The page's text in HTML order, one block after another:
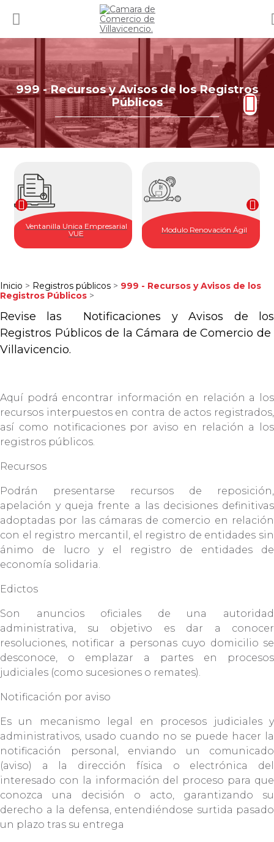
Ventanilla Unica Empresarial
VUE
Modulo Renovación Ágil
Inicio > Registros públicos > 999 - Recursos y Avisos de los
Registros Públicos >
999 - Recursos y Avisos de los Registros
Públicos
Revise las
Notificaciones y Avisos de los
Registros Públicos de la Cámara de Comercio de
Villavicencio.
Aquí podrá encontrar información en relación a los
recursos interpuestos en contra de actos registrados,
así como notificaciones por aviso en relación a los
registros públicos.
Recursos
Podrán presentarse recursos de reposición,
apelación y queja frente a las decisiones definitivas
adoptadas por las cámaras de comercio en relación
con el registro mercantil, el registro de entidades sin
ánimo de lucro y el registro de entidades de
economía solidaria.
Edictos
Son anuncios oficiales de una autoridad
administrativa, su objetivo es dar a conocer
resoluciones, notificar a personas cuyo domicilio se
desconoce, o emplazar a partes en procesos
judiciales (como sucesiones o remates).
Notificación por aviso
Es un mecanismo legal en procesos judiciales y
administrativos, usado cuando no se puede hacer la
notificación personal, enviando un comunicado
(aviso) a la dirección física o electrónica del
interesado con la información del proceso para que
conozca una decisión o acto, garantizando su
derecho a la defensa, entendiéndose surtida pasado
un plazo tras su entrega